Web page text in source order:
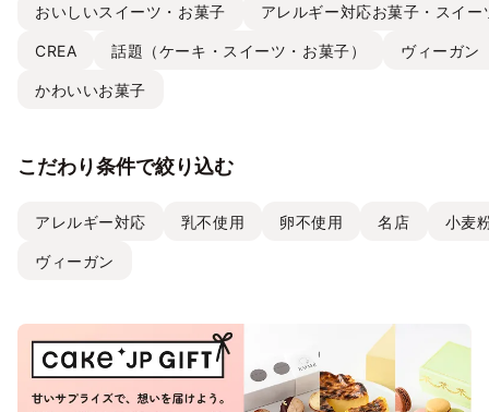
おいしいスイーツ・お菓子 アレルギー対応お菓子・スイー
CREA 話題（ケーキ・スイーツ・お菓子） ヴィーガン
かわいいお菓子
こだわり条件で絞り込む
アレルギー対応 乳不使用 卵不使用 名店 小麦
ヴィーガン